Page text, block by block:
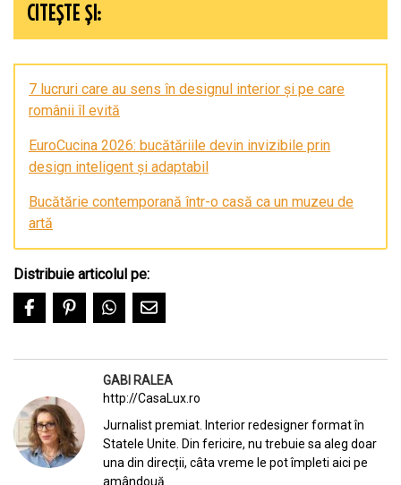
CITEȘTE ȘI:
7 lucruri care au sens în designul interior și pe care
românii îl evită
EuroCucina 2026: bucătăriile devin invizibile prin
design inteligent și adaptabil
Bucătărie contemporană într-o casă ca un muzeu de
artă
Distribuie articolul pe:
GABI RALEA
http://CasaLux.ro
Jurnalist premiat. Interior redesigner format în
Statele Unite. Din fericire, nu trebuie sa aleg doar
una din direcții, câta vreme le pot împleti aici pe
amândouă.